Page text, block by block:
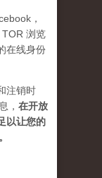
，
浏览
在线身份
注销时
， 在开放
以让您的